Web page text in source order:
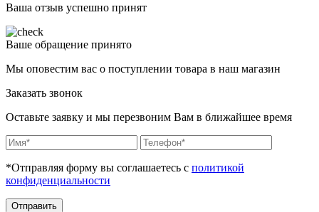
Ваша отзыв успешно принят
Ваше обращение принято
Мы оповестим вас о поступлении товара в наш магазин
Заказать звонок
Оставьте заявку и мы перезвоним Вам в ближайшее время
*Отправляя форму вы соглашаетесь с политикой
конфиденциальности
Отправить